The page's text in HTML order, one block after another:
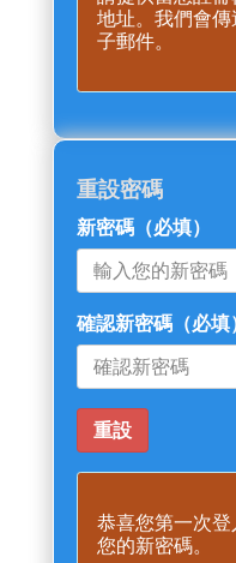
地址。我們會
子郵件。
重設密碼
新密碼 （必填）
確認新密碼 （必填
恭喜您第一次
您的新密碼。